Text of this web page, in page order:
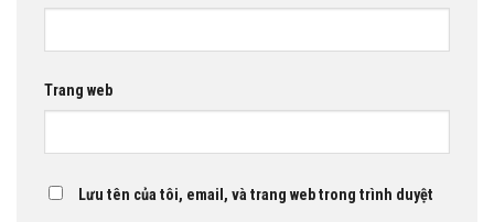
Trang web
Lưu tên của tôi, email, và trang web trong trình duyệt